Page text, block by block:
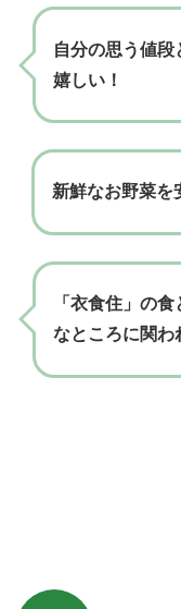
自分の思う値
嬉しい！
新鮮なお野菜を
「衣食住」の
なところに関わ